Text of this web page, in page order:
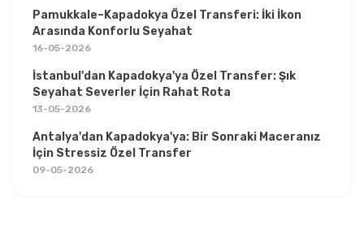
Pamukkale–Kapadokya Özel Transferi: İki İkon
Arasında Konforlu Seyahat
16-05-2026
İstanbul'dan Kapadokya'ya Özel Transfer: Şık
Seyahat Severler İçin Rahat Rota
13-05-2026
Antalya'dan Kapadokya'ya: Bir Sonraki Maceranız
İçin Stressiz Özel Transfer
09-05-2026